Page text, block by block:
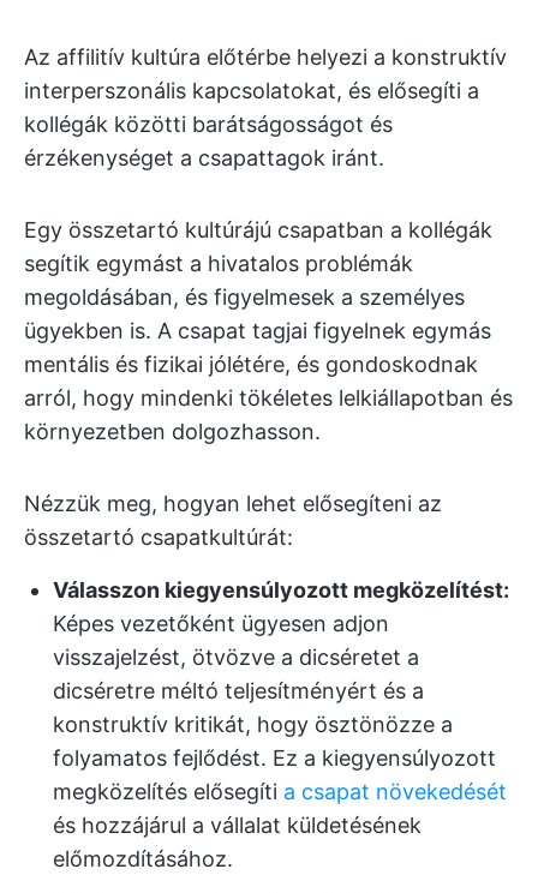
Az affilitív kultúra előtérbe helyezi a konstruktív
interperszonális kapcsolatokat, és elősegíti a
kollégák közötti barátságosságot és
érzékenységet a csapattagok iránt.
Egy összetartó kultúrájú csapatban a kollégák
segítik egymást a hivatalos problémák
megoldásában, és figyelmesek a személyes
ügyekben is. A csapat tagjai figyelnek egymás
mentális és fizikai jólétére, és gondoskodnak
arról, hogy mindenki tökéletes lelkiállapotban és
környezetben dolgozhasson.
Nézzük meg, hogyan lehet elősegíteni az
összetartó csapatkultúrát:
Válasszon kiegyensúlyozott megközelítést:
Képes vezetőként ügyesen adjon
visszajelzést, ötvözve a dicséretet a
dicséretre méltó teljesítményért és a
konstruktív kritikát, hogy ösztönözze a
folyamatos fejlődést. Ez a kiegyensúlyozott
megközelítés elősegíti a csapat növekedését
és hozzájárul a vállalat küldetésének
előmozdításához.